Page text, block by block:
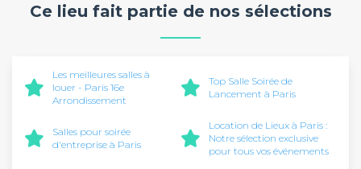
Ce lieu fait partie de nos sélections
Les meilleures salles à
louer - Paris 16e
Arrondissement
Top Salle Soirée de
Lancement à Paris
Salles pour soirée
d'entreprise à Paris
Location de Lieux à Paris :
Notre sélection exclusive
pour tous vos événements